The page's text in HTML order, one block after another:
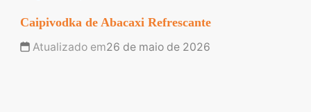
Caipivodka de Abacaxi Refrescante
Atualizado em26 de maio de 2026